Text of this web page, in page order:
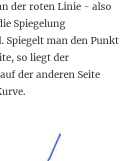
der roten Linie - also
Spiegelung
man den Punkt
so liegt der
der anderen Seite